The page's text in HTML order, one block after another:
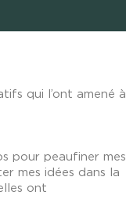
qui l’ont amené à
pour peaufiner mes
mes idées dans la
ont